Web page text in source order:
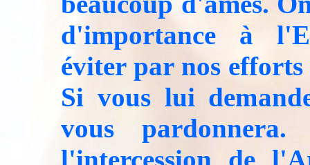
d'importance à
éviter par nos
Si vous lui
vous
l'intercession de